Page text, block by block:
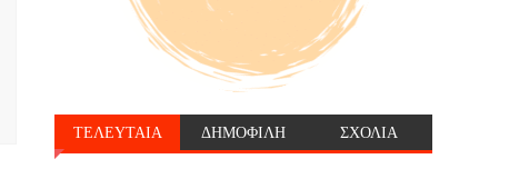
ΤΕΛΕΥΤΑΙΑ ΔΗΜΟΦΙΛΗ ΣΧΟΛΙΑ